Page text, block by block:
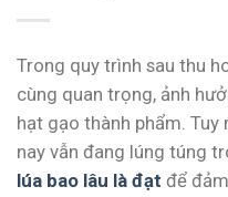
Trong quy trình sau thu
cùng quan trọng, ảnh
hạt gạo thành phẩm. Tuy
nay vẫn đang lúng túng
lúa bao lâu là đạt để